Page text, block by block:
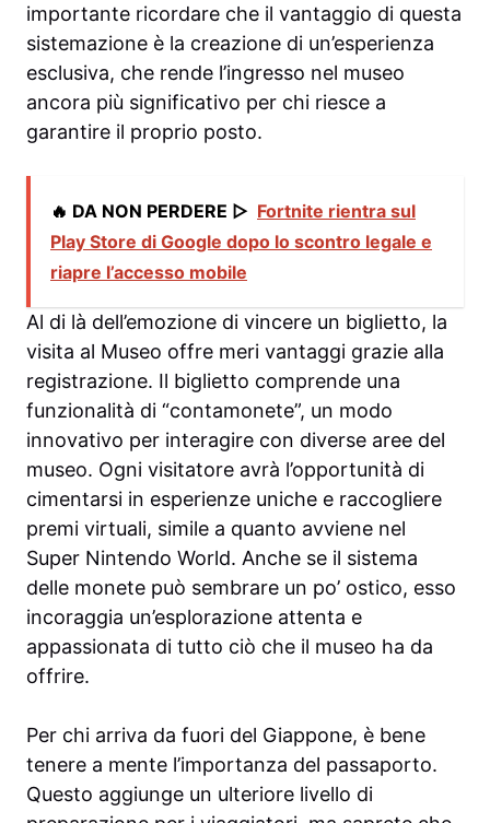
importante ricordare che il vantaggio di questa
sistemazione è la creazione di un’esperienza
esclusiva, che rende l’ingresso nel museo
ancora più significativo per chi riesce a
garantire il proprio posto.
🔥 DA NON PERDERE ▷ Fortnite rientra sul
Play Store di Google dopo lo scontro legale e
riapre l’accesso mobile
Al di là dell’emozione di vincere un biglietto, la
visita al Museo offre meri vantaggi grazie alla
registrazione. Il biglietto comprende una
funzionalità di “contamonete”, un modo
innovativo per interagire con diverse aree del
museo. Ogni visitatore avrà l’opportunità di
cimentarsi in esperienze uniche e raccogliere
premi virtuali, simile a quanto avviene nel
Super Nintendo World. Anche se il sistema
delle monete può sembrare un po’ ostico, esso
incoraggia un’esplorazione attenta e
appassionata di tutto ciò che il museo ha da
offrire.
Per chi arriva da fuori del Giappone, è bene
tenere a mente l’importanza del passaporto.
Questo aggiunge un ulteriore livello di